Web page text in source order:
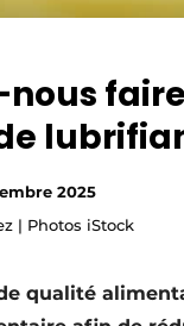
conditions
2025
| Photos iStock
qualité